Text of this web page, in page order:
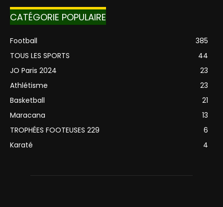
CATÉGORIE POPULAIRE
Football
385
TOUS LES SPORTS
44
JO Paris 2024
23
Athlétisme
23
Basketball
21
Maracana
13
TROPHÉES FOOTEUSES 229
6
Karaté
4